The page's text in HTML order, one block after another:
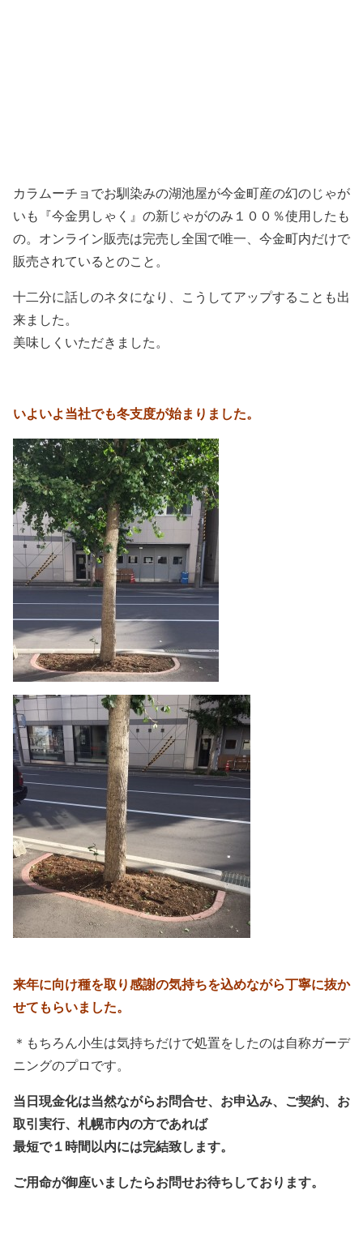
カラムーチョでお馴染みの湖池屋が今金町産の幻のじゃが
いも『今金男しゃく』の新じゃがのみ１００％使用したも
の。オンライン販売は完売し全国で唯一、今金町内だけで
販売されているとのこと。
十二分に話しのネタになり、こうしてアップすることも出
来ました。
美味しくいただきました。
いよいよ当社でも冬支度が始まりました。
来年に向け種を取り感謝の気持ちを込めながら丁寧に抜か
せてもらいました。
＊もちろん小生は気持ちだけで処置をしたのは自称ガーデ
ニングのプロです。
当日現金化は当然ながらお問合せ、お申込み、ご契約、お
取引実行、札幌市内の方であれば
最短で１時間以内には完結致します。
ご用命が御座いましたらお問せお待ちしております。